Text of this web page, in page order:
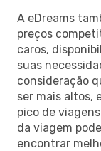
A eDreams
preços
caros,
suas
consideração
ser mais altos,
pico de
da viagem
encontrar